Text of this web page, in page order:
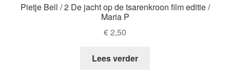
Pietje Bell / 2 De jacht op de tsarenkroon film editie /
Maria P
€2,50
Lees verder